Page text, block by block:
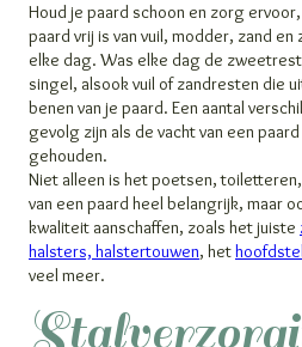
Houd je paard schoon en zorg
paard vrij is van vuil, modder, zand
elke dag. Was elke dag de
singel, alsook vuil of zandresten die
benen van je paard. Een aantal
gevolg zijn als de vacht van een
gehouden.
Niet alleen is het poetsen,
van een paard heel belangrijk, maar
kwaliteit aanschaffen, zoals het juiste
halsters, halstertouwen, hethoofdstel
veel meer.